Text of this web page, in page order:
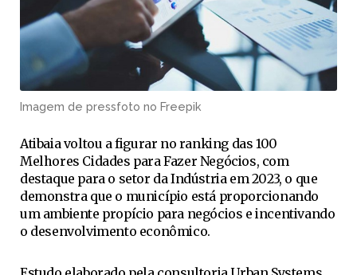
Imagem de pressfoto no Freepik
Atibaia voltou a figurar no ranking das 100
Melhores Cidades para Fazer Negócios, com
destaque para o setor da Indústria em 2023, o que
demonstra que o município está proporcionando
um ambiente propício para negócios e incentivando
o desenvolvimento econômico.